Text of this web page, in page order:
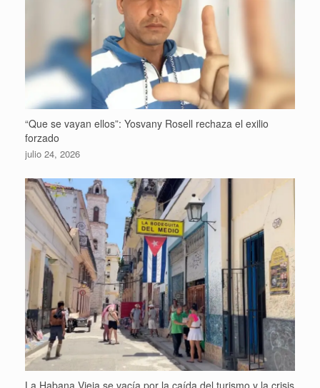
“Que se vayan ellos”: Yosvany Rosell rechaza el exilio
forzado
julio 24, 2026